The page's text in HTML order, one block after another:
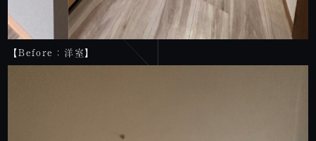
【Before：洋室】